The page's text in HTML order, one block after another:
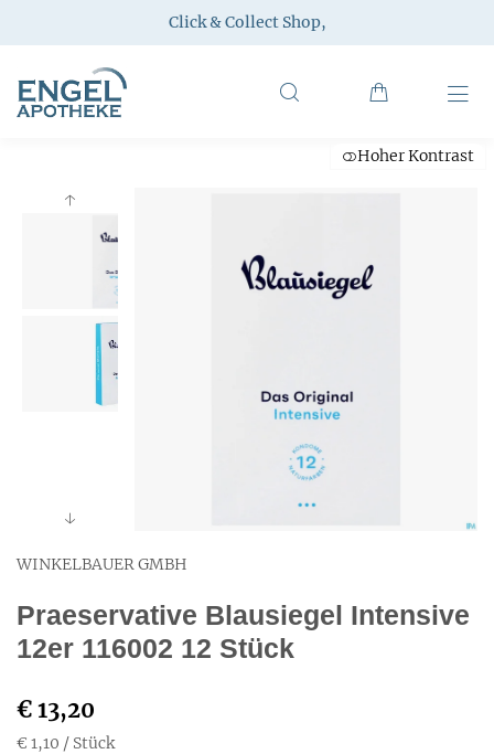
Click & Collect Shop,
Hoher Kontrast
WINKELBAUER GMBH
Praeservative Blausiegel Intensive
12er 116002 12 Stück
€ 13,20
€ 1,10 / Stück